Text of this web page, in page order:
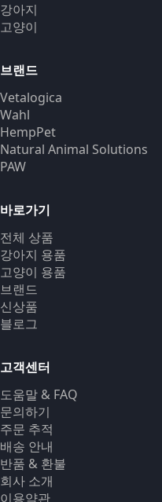
강아지
고양이
브랜드
Vetalogica
Wahl
HempPet
Natural Animal Solutions
PAW
바로가기
전체 상품
강아지 용품
고양이 용품
브랜드
신상품
블로그
고객센터
도움말 & FAQ
문의하기
주문 추적
배송 안내
반품 & 환불
회사 소개
이용약관